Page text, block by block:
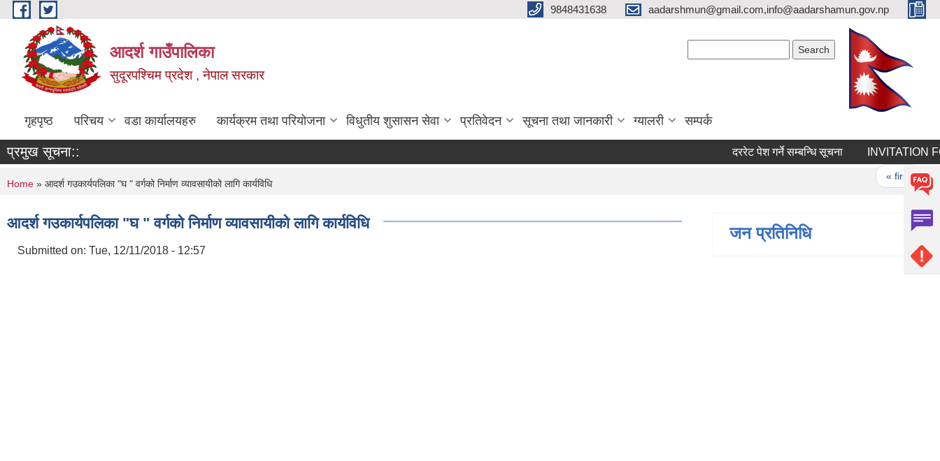
Skip to main content 9848431638 aadarshmun@gmail.com,info@aadarshamun.gov.np
आदर्श गाउँपालिका
सुदूरपश्चिम प्रदेश , नेपाल सरकार
गृहपृष्ठ परिचय वडा कार्यालयहरु कार्यक्रम तथा परियोजना विधुतीय शुसासन सेवा प्रतिवेदन सूचना तथा जानकारी ग्यालरी सम्पर्क
प्रमुख सूचना:: दररेट पेश गर्ने सम्बन्धि सूचना INVITATION FOR
« first ‹
You are here
Home » आदर्श गउकार्यपलिका "घ " वर्गको निर्माण व्यावसायीको लागि कार्यविधि
आदर्श गउकार्यपलिका "घ " वर्गको निर्माण व्यावसायीको लागि कार्यविधि
Submitted on: Tue, 12/11/2018 - 12:57
जन प्रतिनिधि